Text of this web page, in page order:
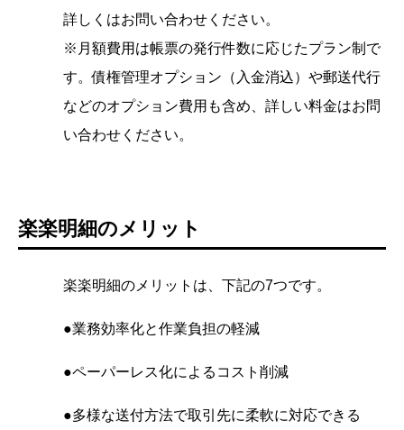
詳しくはお問い合わせください。
※月額費用は帳票の発行件数に応じたプラン制で
す。債権管理オプション（入金消込）や郵送代行
などのオプション費用も含め、詳しい料金はお問
い合わせください。
楽楽明細のメリット
楽楽明細のメリットは、下記の7つです。
●業務効率化と作業負担の軽減
●ペーパーレス化によるコスト削減
●多様な送付方法で取引先に柔軟に対応できる